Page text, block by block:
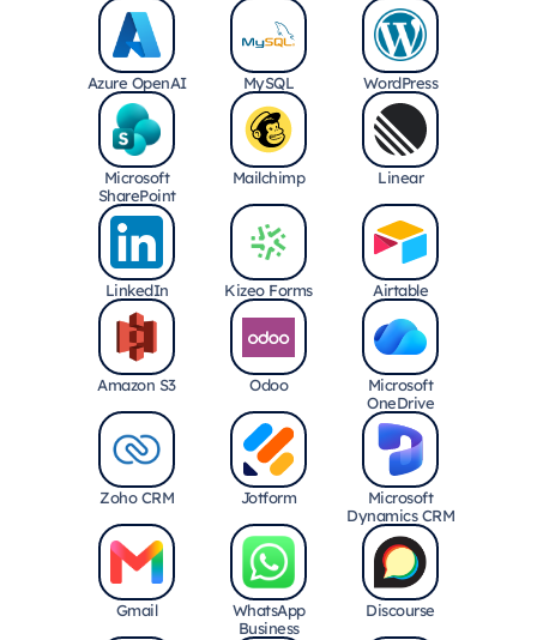
Azure OpenAI MySQL WordPress
Microsoft
SharePoint
Mailchimp Linear
LinkedIn Kizeo Forms Airtable
Amazon S3 Odoo
Microsoft
OneDrive
Zoho CRM Jotform
Microsoft
Dynamics CRM
Gmail
WhatsApp
Business
Discourse